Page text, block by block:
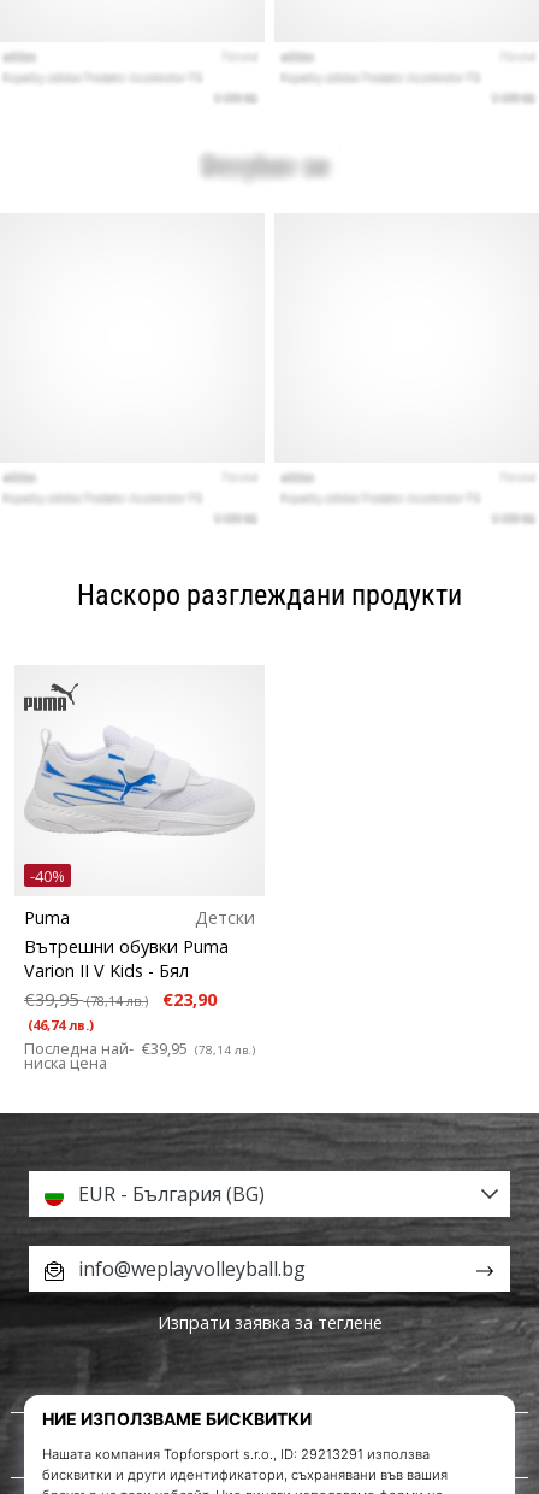
Наскоро разглеждани продукти
-40%
Puma
Детски
Вътрешни обувки Puma
Varion II V Kids - Бял
€39,95(78,14 лв.) €23,90
(46,74 лв.)
Последна най-
ниска цена
€39,95 (78,14 лв.)
За нас
EUR - България (BG)
info@weplayvolleyball.bg
Изпрати заявка за теглене